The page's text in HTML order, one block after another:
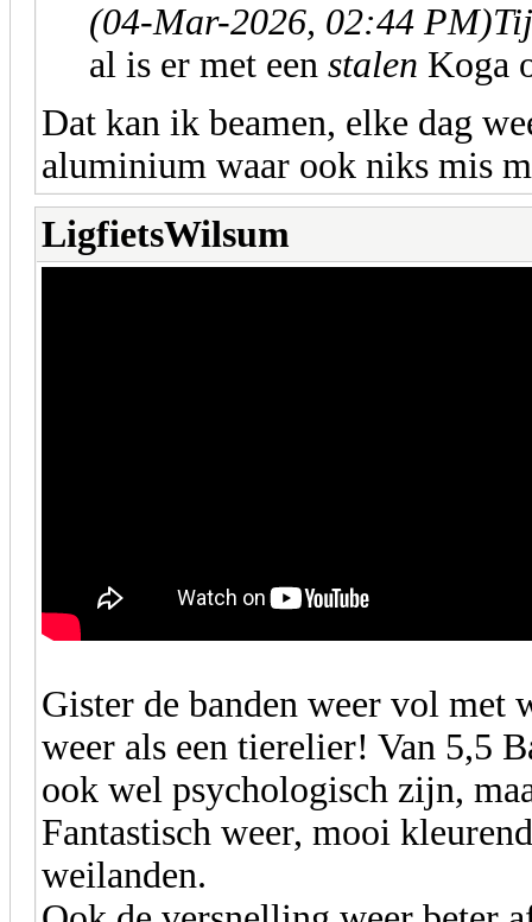
(04-Mar-2026, 02:44 PM)
al is er met een stalen Koga
Dat kan ik beamen, elke dag
aluminium waar ook niks mis
LigfietsWilsum
Gister de banden weer vol met
weer als een tierelier! Van 5,5
ook wel psychologisch zijn,
Fantastisch weer, mooi
weilanden.